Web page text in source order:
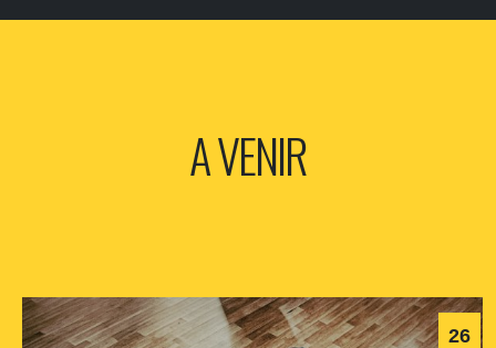
A VENIR
26